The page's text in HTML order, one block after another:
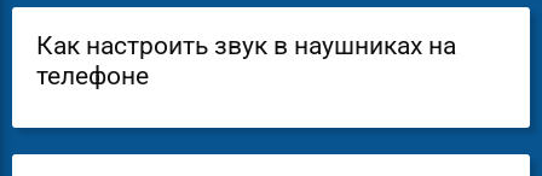
Как настроить звук в наушниках на
телефоне